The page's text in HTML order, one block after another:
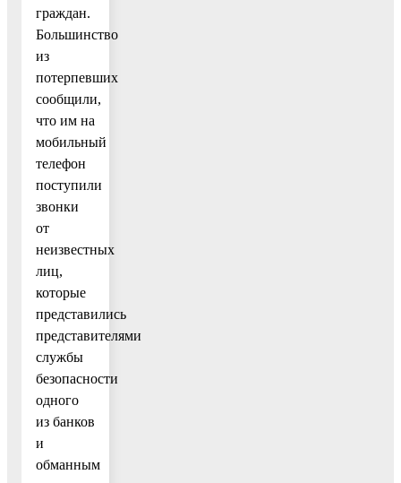
граждан.
Большинство
из
потерпевших
сообщили,
что им на
мобильный
телефон
поступили
звонки
от
неизвестных
лиц,
которые
представились
представителями
службы
безопасности
одного
из банков
и
обманным